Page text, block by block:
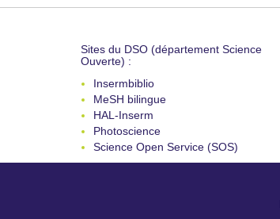
Sites du DSO (département Science
Ouverte) :
Insermbiblio
MeSH bilingue
HAL-Inserm
Photoscience
Science Open Service (SOS)